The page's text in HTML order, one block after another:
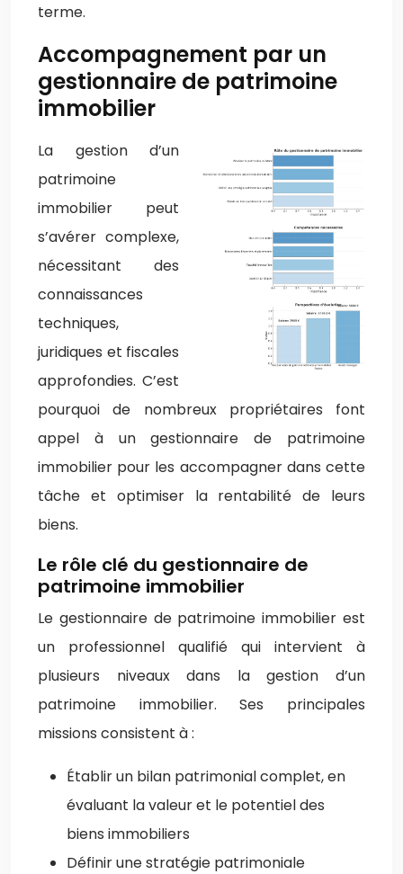
terme.
Accompagnement par un
gestionnaire de patrimoine
immobilier
La gestion d’un
patrimoine
immobilier peut
s’avérer complexe,
nécessitant des
connaissances
techniques,
juridiques et fiscales
approfondies. C’est
pourquoi de nombreux propriétaires font
appel à un gestionnaire de patrimoine
immobilier pour les accompagner dans cette
tâche et optimiser la rentabilité de leurs
biens.
Le rôle clé du gestionnaire de
patrimoine immobilier
Le gestionnaire de patrimoine immobilier est
un professionnel qualifié qui intervient à
plusieurs niveaux dans la gestion d’un
patrimoine immobilier. Ses principales
missions consistent à :
Établir un bilan patrimonial complet, en
évaluant la valeur et le potentiel des
biens immobiliers
Définir une stratégie patrimoniale